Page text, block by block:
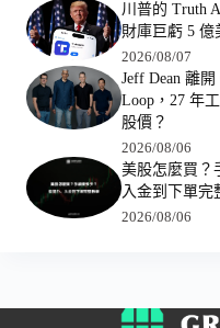
川普的 Truth
財庫巨虧 5 億
2026/08/07
Jeff Dean 離
Loop，27 年
股價？
2026/08/06
美股怎麼買？
入金到下單完
2026/08/06